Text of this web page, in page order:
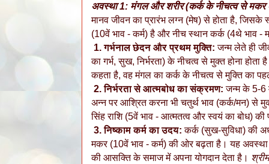
अवस्था 1: मंगल और शरीर (कर्क के नीचत्व से
मानव जीवन का प्रारंभ लग्न (मेष) से होता है,
(10वें भाव - कर्म) है और नीच स्थान कर्क (4थे भाव -
1. गर्भनाल छेदन और प्रथम मुक्ति: जन्म लेते ही
का गर्भ, सुख, निर्भरता) के नीचत्व से मुक्त होना होता
कहता है, वह मंगल का कर्क के नीचत्व से मुक्ति का
2. निर्भरता से आत्मबोध का संक्रमण: जन्म के 5-6
अन्न पर आश्रित करना भी चतुर्थ भाव (कर्क/मन) से
सिंह राशि (5वें भाव - आत्मतत्व और स्वयं का बोध) की
3. निष्काम कर्म का उदय: कर्क (सुख-सुविधा) की
मकर (10वें भाव - कर्म) की ओर बढ़ता है। यह अवस्था
की आसक्ति के समाज में अपना योगदान देता है।